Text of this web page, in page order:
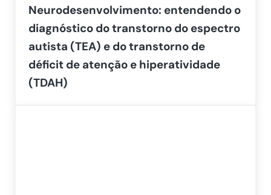
Neurodesenvolvimento: entendendo o
diagnóstico do transtorno do espectro
autista (TEA) e do transtorno de
déficit de atenção e hiperatividade
(TDAH)